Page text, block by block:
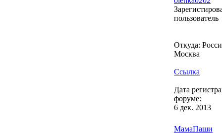
пользователь
Откуда:
Москва
Ссылка
Дата
форуме:
6 дек. 2013
МамаПаши